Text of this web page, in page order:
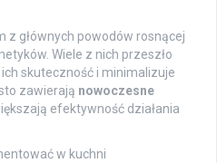
z głównych powodów rosnącej
Wiele z nich przeszło
skuteczność i minimalizuje
zawierają nowoczesne
efektywność działania
w kuchni